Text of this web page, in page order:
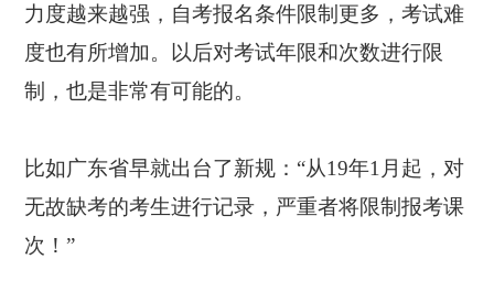
力度越来越强，自考报名条件限制更多，考试难
度也有所增加。以后对考试年限和次数进行限
制，也是非常有可能的。
比如广东省早就出台了新规：“从19年1月起，对
无故缺考的考生进行记录，严重者将限制报考课
次！”